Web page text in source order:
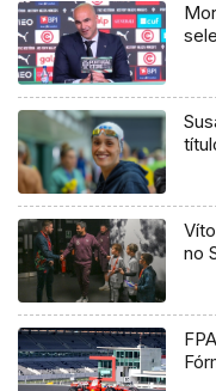
no